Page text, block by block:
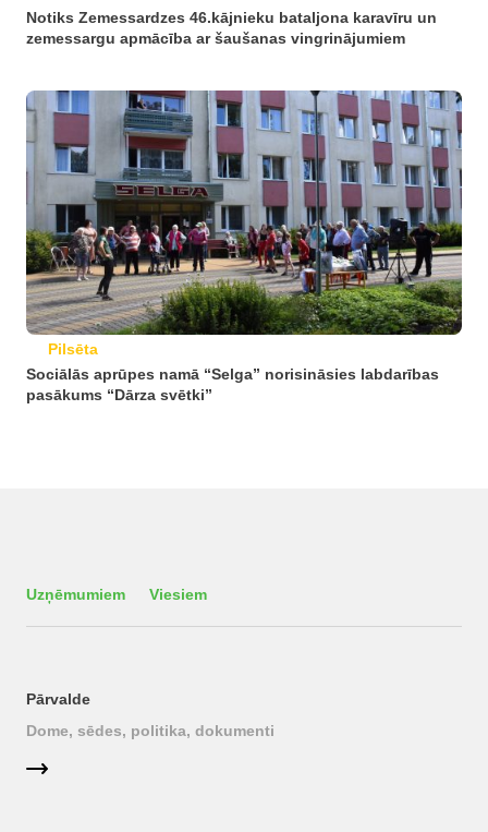
Notiks Zemessardzes 46.kājnieku bataljona karavīru un
zemessargu apmācība ar šaušanas vingrinājumiem
Pilsēta
Sociālās aprūpes namā “Selga” norisināsies labdarības
pasākums “Dārza svētki”
Uzņēmumiem Viesiem
Pārvalde
Dome, sēdes, politika, dokumenti